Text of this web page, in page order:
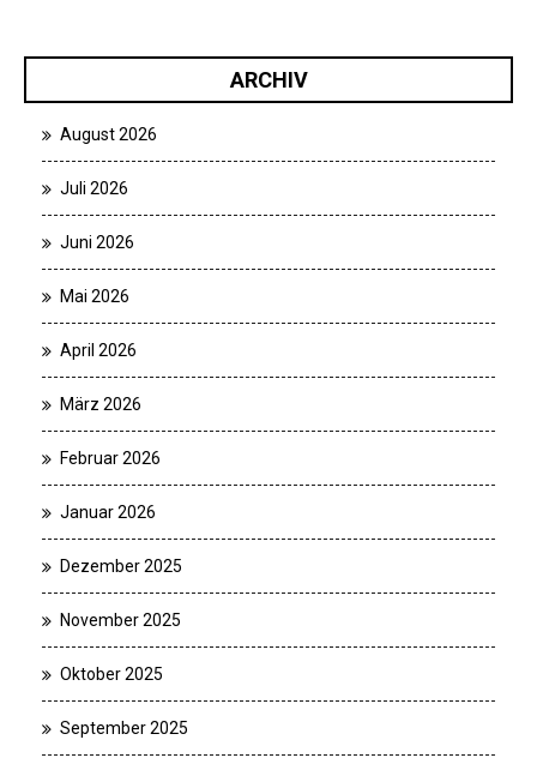
ARCHIV
August 2026
Juli 2026
Juni 2026
Mai 2026
April 2026
März 2026
Februar 2026
Januar 2026
Dezember 2025
November 2025
Oktober 2025
September 2025